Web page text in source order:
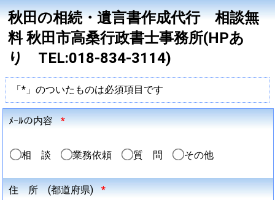
秋田の相続・遺言書作成代行 相談無
料 秋田市高桑行政書士事務所(HPあ
り TEL:018-834-3114)
「*」のついたものは必須項目です
ﾒｰﾙの内容 *
相 談 業務依頼 質 問 その他
住 所 (都道府県) *